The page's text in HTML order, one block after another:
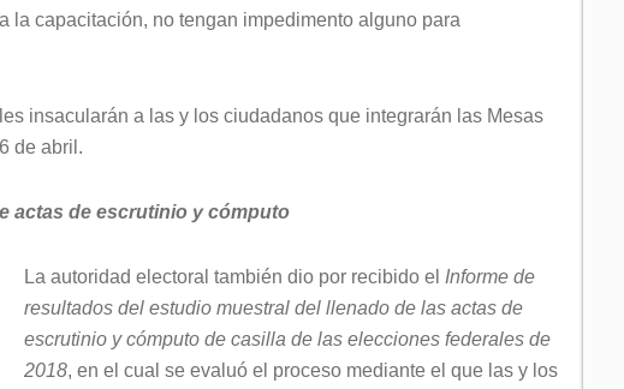
la capacitación, no tengan impedimento alguno para
insacularán a las y los ciudadanos que integrarán las Mesas
de abril.
actas de escrutinio y cómputo
La autoridad electoral también dio por recibido el Informe de
resultados del estudio muestral del llenado de las actas de
escrutinio y cómputo de casilla de las elecciones federales de
2018, en el cual se evaluó el proceso mediante el que las y los